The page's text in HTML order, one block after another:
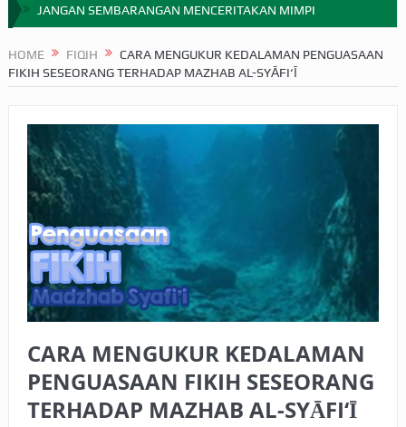
JANGAN SEMBARANGAN MENCERITAKAN MIMPI
MIMPI YANG DIABAIKAN MENJELANG PERANG BADAR
SEBELUM TIBA SAAT WAJIB?
HAKIKAT NIKMAT DI DUNIA!
BAGAIMANA CARA MEMBAYAR ZAKAT UANG?
UANG HARAM BISA MENJADI HALAL JIKA SEBAB
KEPEMILIKANNYA BERUBAH
ISTIDLAL BATIL VS ISTIDLAL SYAR’I
BAHASA CINTA KARENA ALLAH
HUKUM MEMBAYAR ZAKAT DENGAN CARA MENGANGSUR
HOME FIQIH
CARA MENGUKUR KEDALAMAN PENGUASAAN
FIKIH SESEORANG TERHADAP MAZHAB AL-SYĀFI‘Ī
CARA MENGUKUR KEDALAMAN
PENGUASAAN FIKIH SESEORANG
TERHADAP MAZHAB AL-SYĀFI‘Ī